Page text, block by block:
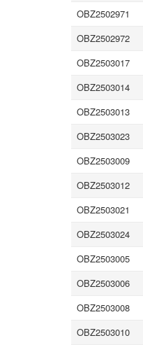
OBZ2502971
OBZ2502972
OBZ2503017
OBZ2503014
OBZ2503013
OBZ2503023
OBZ2503009
OBZ2503012
OBZ2503021
OBZ2503024
OBZ2503005
OBZ2503006
OBZ2503008
OBZ2503010